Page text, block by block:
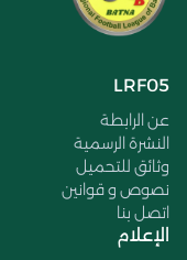
LRF05
عن الرابطة
النشرة الرسمية
وثائق للتحميل
نصوص و قوانين
اتصل بنا
الإعلام